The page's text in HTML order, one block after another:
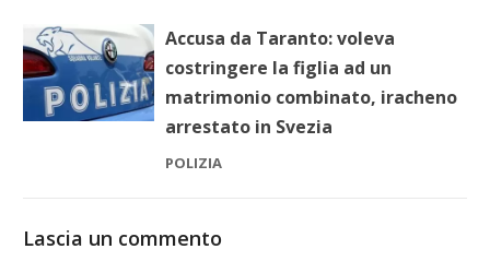
Accusa da Taranto: voleva
costringere la figlia ad un
matrimonio combinato, iracheno
arrestato in Svezia
POLIZIA
Lascia un commento